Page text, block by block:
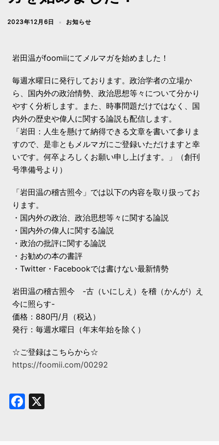
2023年12月6日 お知らせ
岩田温がfoomiiにてメルマガを始めました！
毎週水曜日に発行しております。政治学者の立場か
ら、国内外の政治情勢、政治思想等々について分かり
やすく分析します。また、時事問題だけではなく、国
内外の歴史や偉人に関する論説も配信します。
「岩田：人生を懸けて納得できる文章を書いて参りま
すので、是非ともメルマガにご登録いただけますと幸
いです。何卒よろしくお願い申し上げます。」（創刊
号準備号より）
「岩田温の稽古照今」では以下の内容を取り扱ってお
ります。
・国内外の政治、政治思想等々に関する論説
・国内外の偉人に関する論説
・政治の批評に関する論説
・お勧めの本の書評
・Twitter・Facebookでは書けない最新情勢
岩田温の稽古照今 -古（いにしえ）を稽（かんが）え
今に照らす-
価格：880円/月（税込）
発行：毎週水曜日（年末年始を除く）
☆ご登録はこちらから☆
https://foomii.com/00292
Facebook